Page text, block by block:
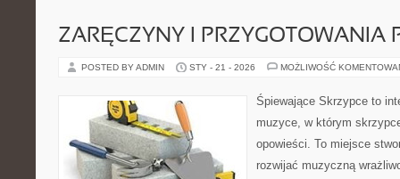
ZARĘCZYNY I PRZYGOTOWANIA
POSTED BY ADMIN STY - 21 - 2026 MOŻLIWOŚĆ
Śpiewające Skrzypce to
muzyce, w którym
opowieści. To miejsce
rozwijać muzyczną